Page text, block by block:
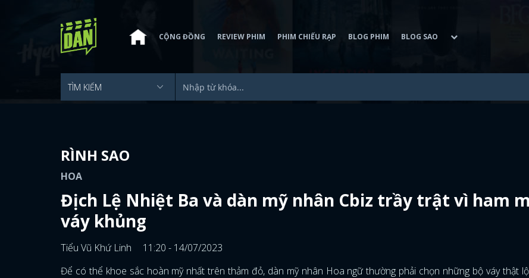
CỘNG ĐỒNG REVIEW PHIM PHIM CHIẾU RẠP BLOG PHIM BLOG SAO
RÌNH SAO
HOA
Địch Lệ Nhiệt Ba và dàn mỹ nhân Cbiz trầy trật vì ham
váy khủng
Tiểu Vũ Khứ Linh
11:20 - 14/07/2023
Để có thể khoe sắc hoàn mỹ nhất trên thảm đỏ, dàn mỹ nhân Hoa ngữ thường phải chọn những bộ váy thật